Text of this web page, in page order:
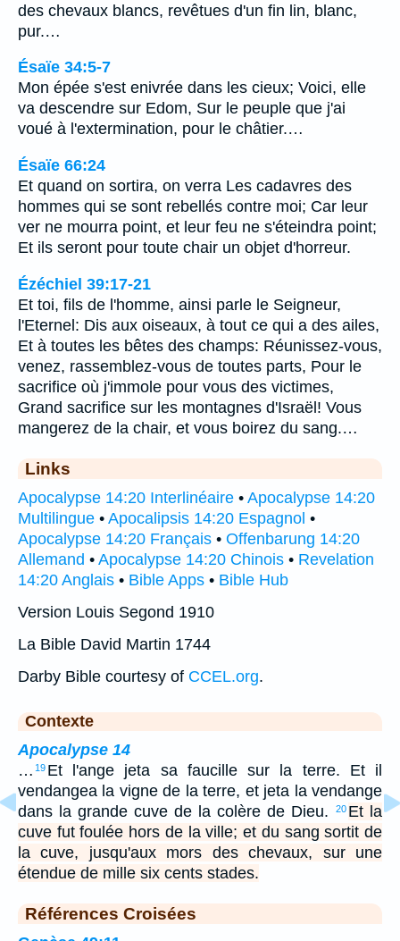
des chevaux blancs, revêtues d'un fin lin, blanc,
pur.…
Ésaïe 34:5-7
Mon épée s'est enivrée dans les cieux; Voici, elle
va descendre sur Edom, Sur le peuple que j'ai
voué à l'extermination, pour le châtier.…
Ésaïe 66:24
Et quand on sortira, on verra Les cadavres des
hommes qui se sont rebellés contre moi; Car leur
ver ne mourra point, et leur feu ne s'éteindra point;
Et ils seront pour toute chair un objet d'horreur.
Ézéchiel 39:17-21
Et toi, fils de l'homme, ainsi parle le Seigneur,
l'Eternel: Dis aux oiseaux, à tout ce qui a des ailes,
Et à toutes les bêtes des champs: Réunissez-vous,
venez, rassemblez-vous de toutes parts, Pour le
sacrifice où j'immole pour vous des victimes,
Grand sacrifice sur les montagnes d'Israël! Vous
mangerez de la chair, et vous boirez du sang.…
Links
Apocalypse 14:20 Interlinéaire • Apocalypse 14:20
Multilingue • Apocalipsis 14:20 Espagnol •
Apocalypse 14:20 Français • Offenbarung 14:20
Allemand • Apocalypse 14:20 Chinois • Revelation
14:20 Anglais • Bible Apps • Bible Hub
Version Louis Segond 1910
La Bible David Martin 1744
Darby Bible courtesy of CCEL.org.
Contexte
Apocalypse 14
… 19 Et l'ange jeta sa faucille sur la terre. Et il
vendangea la vigne de la terre, et jeta la vendange
dans la grande cuve de la colère de Dieu.
20 Et la
cuve fut foulée hors de la ville; et du sang sortit de
la cuve, jusqu'aux mors des chevaux, sur une
étendue de mille six cents stades.
Références Croisées